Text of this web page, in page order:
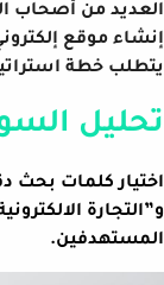
العديد من أصحاب
يتطلب خطة
تحليل
اختيار كلمات بحث
و”التجارة
المستهدفين.